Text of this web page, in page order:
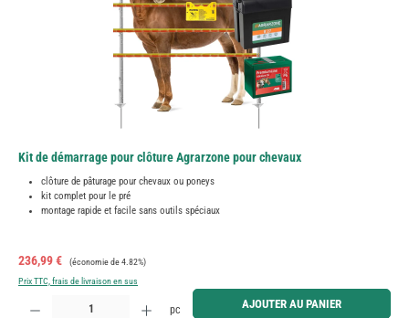
Kit de démarrage pour clôture Agrarzone pour chevaux
clôture de pâturage pour chevaux ou poneys
kit complet pour le pré
montage rapide et facile sans outils spéciaux
Prix de vente :
236,99 € Prix régulier :
(économie de 4.82%)
Prix TTC, frais de livraison en sus
Quantité de produit : Entrez la quantité souhaitée ou utilisez les boutons pour augmenter ou
pc AJOUTER AU PANIER